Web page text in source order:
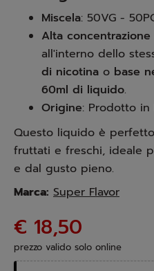
Miscela: 50VG -
Alta
all'interno dello
di nicotina o base
60ml di liquido.
Origine: Prodotto in
Questo liquido è
fruttati e freschi, ideale
e dal gusto pieno.
Marca: Super Flavor
€ 18,50
prezzo valido solo online